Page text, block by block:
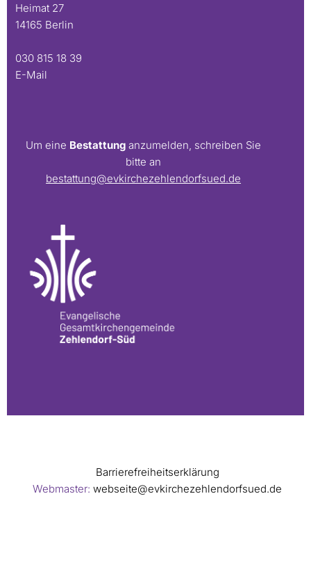
Heimat 27
14165 Berlin
030 815 18 39
E-Mail
Um eine Bestattung anzumelden, schreiben Sie
bitte an
bestattung@evkirchezehlendorfsued.de
Barrierefreiheitserklärung
Webmaster: webseite@evkirchezehlendorfsued.de